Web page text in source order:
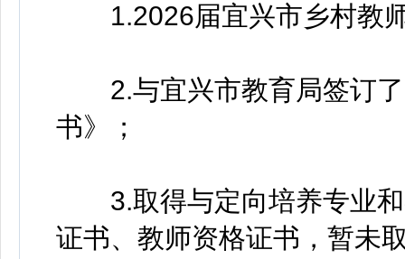
1.2026届宜兴市乡村教
2.与宜兴市教育局签订了
书》；
3.取得与定向培养专业和
证书、教师资格证书，暂未